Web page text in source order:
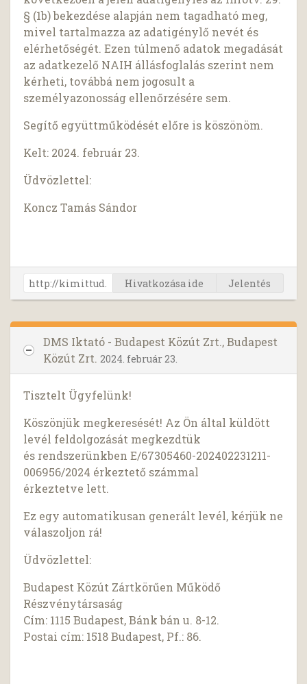
§ (1b) bekezdése alapján nem tagadható meg,
mivel tartalmazza az adatigénylő nevét és
elérhetőségét. Ezen túlmenő adatok megadását
az adatkezelő NAIH állásfoglalás szerint nem
kérheti, továbbá nem jogosult a
személyazonosság ellenőrzésére sem.
Segítő együttműködését előre is köszönöm.
Kelt: 2024. február 23.
Üdvözlettel:
Koncz Tamás Sándor
Hivatkozása ide Jelentés
DMS Iktató - Budapest Közút Zrt., Budapest
Közút Zrt. 2024. február 23.
Tisztelt Ügyfelünk!
Köszönjük megkeresését! Az Ön által küldött
levél feldolgozását megkezdtük
és rendszerünkben E/67305460-202402231211-
006956/2024 érkeztető számmal
érkeztetve lett.
Ez egy automatikusan generált levél, kérjük ne
válaszoljon rá!
Üdvözlettel:
Budapest Közút Zártkörűen Működő
Részvénytársaság
Cím: 1115 Budapest, Bánk bán u. 8-12.
Postai cím: 1518 Budapest, Pf.: 86.